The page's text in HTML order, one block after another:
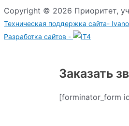
Copyright © 2026 Приоритет,
Техническая поддержка сайта-
Разработка сайтов -
Заказать
[forminator_form